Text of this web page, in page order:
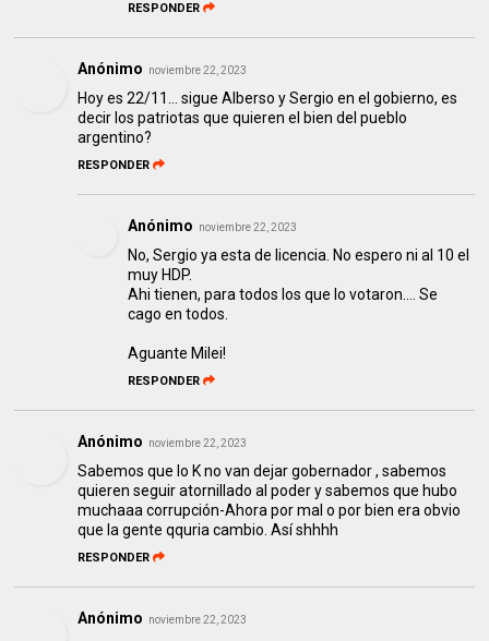
RESPONDER
Anónimo noviembre 22, 2023
Hoy es 22/11... sigue Alberso y Sergio en el gobierno, es
decir los patriotas que quieren el bien del pueblo
argentino?
RESPONDER
Anónimo noviembre 22, 2023
No, Sergio ya esta de licencia. No espero ni al 10 el
muy HDP.
Ahi tienen, para todos los que lo votaron.... Se
cago en todos.
Aguante Milei!
RESPONDER
Anónimo noviembre 22, 2023
Sabemos que lo K no van dejar gobernador , sabemos
quieren seguir atornillado al poder y sabemos que hubo
muchaaa corrupción-Ahora por mal o por bien era obvio
que la gente qquria cambio. Así shhhh
RESPONDER
Anónimo noviembre 22, 2023